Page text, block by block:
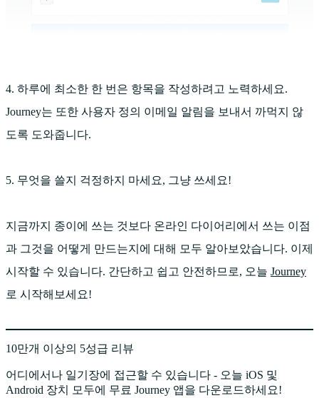
4. 하루에 최소한 한 번은 항목을 작성하려고 노력하세요.
Journey는 또한 사용자 정의 이메일 알림을 보내서 까먹지 않
도록 도와줍니다.
5. 무엇을 쓸지 걱정하지 마세요, 그냥 쓰세요!
지금까지 종이에 쓰는 것보다 온라인 다이어리에서 쓰는 이점
과 그것을 어떻게 만드는지에 대해 모두 알아보았습니다. 이제
시작할 수 있습니다. 간단하고 쉽고 안전하므로, 오늘 Journey
로 시작해보세요!
10만개 이상의 5성급 리뷰
어디에서나 일기장에 접근할 수 있습니다 - 오늘 iOS 및
Android 장치 모두에 무료 Journey 앱을 다운로드하세요!